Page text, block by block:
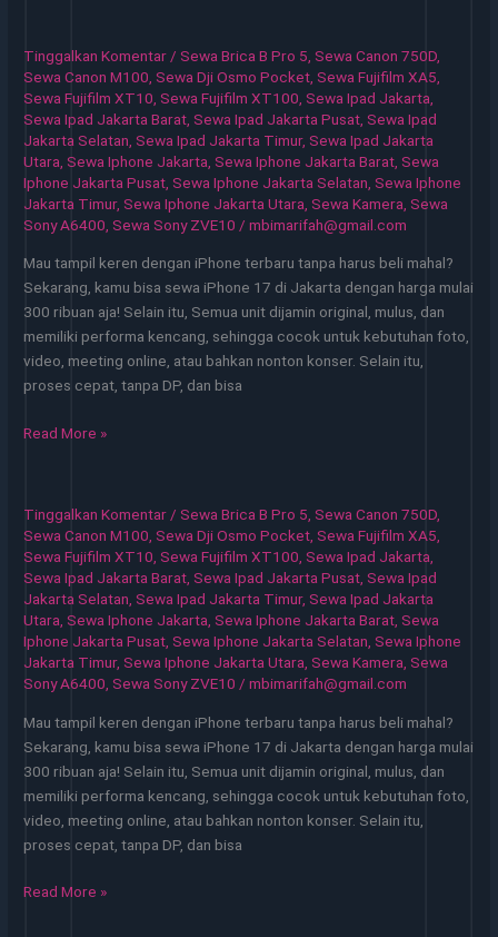
Perangkat
Siap
Pakai
Tanpa
Ribet
Tinggalkan Komentar / Sewa Brica B Pro 5 Sewa Canon 750D
Sewa Canon M100 Sewa Dji Osmo Pocket Sewa Fujifilm XA5
Sewa Fujifilm XT10 Sewa Fujifilm XT100 Sewa Ipad Jakarta
Sewa Ipad Jakarta Barat Sewa Ipad Jakarta Pusat Sewa Ipad
Jakarta Selatan Sewa Ipad Jakarta Timur, Sewa Ipad Jakarta
Utara Sewa Iphone Jakarta Sewa Iphone Jakarta Barat Sewa
Iphone Jakarta Pusat Sewa Iphone Jakarta Selatan Sewa Iphone
Jakarta Timur, Sewa Iphone Jakarta Utara Sewa Kamera Sewa
Sony A6400 Sewa Sony ZVE10 /mbimarifah@gmail.com
Mau tampil keren dengan iPhone terbaru tanpa harus beli mahal?
Sekarang, kamu bisa sewa iPhone 17 di Jakarta dengan harga mulai
300 ribuan aja! Selain itu, Semua unit dijamin original, mulus, dan
memiliki performa kencang, sehingga cocok untuk kebutuhan foto,
video, meeting online, atau bahkan nonton konser. Selain itu,
proses cepat, tanpa DP, dan bisa
Sewa
Praktis
untuk
Bisnis
Digital
Read More »
Tinggalkan Komentar / Sewa Brica B Pro 5 Sewa Canon 750D
Sewa Canon M100 Sewa Dji Osmo Pocket Sewa Fujifilm XA5
Sewa Fujifilm XT10 Sewa Fujifilm XT100 Sewa Ipad Jakarta
Sewa Ipad Jakarta Barat Sewa Ipad Jakarta Pusat Sewa Ipad
Jakarta Selatan Sewa Ipad Jakarta Timur, Sewa Ipad Jakarta
Utara Sewa Iphone Jakarta Sewa Iphone Jakarta Barat Sewa
Iphone Jakarta Pusat Sewa Iphone Jakarta Selatan Sewa Iphone
Jakarta Timur, Sewa Iphone Jakarta Utara Sewa Kamera Sewa
Sony A6400 Sewa Sony ZVE10 /mbimarifah@gmail.com
Mau tampil keren dengan iPhone terbaru tanpa harus beli mahal?
Sekarang, kamu bisa sewa iPhone 17 di Jakarta dengan harga mulai
300 ribuan aja! Selain itu, Semua unit dijamin original, mulus, dan
memiliki performa kencang, sehingga cocok untuk kebutuhan foto,
video, meeting online, atau bahkan nonton konser. Selain itu,
proses cepat, tanpa DP, dan bisa
Sewa
Read More »